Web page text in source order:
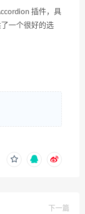
插件，具
一个很好的选
下一篇